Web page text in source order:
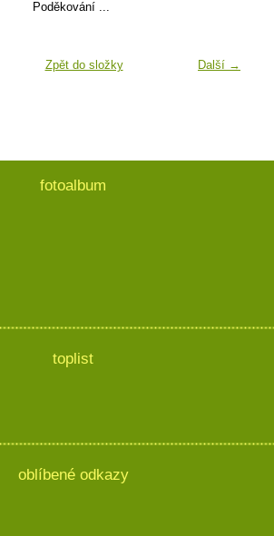
Poděkování ...
Další →
Zpět do složky
fotoalbum
toplist
oblíbené odkazy